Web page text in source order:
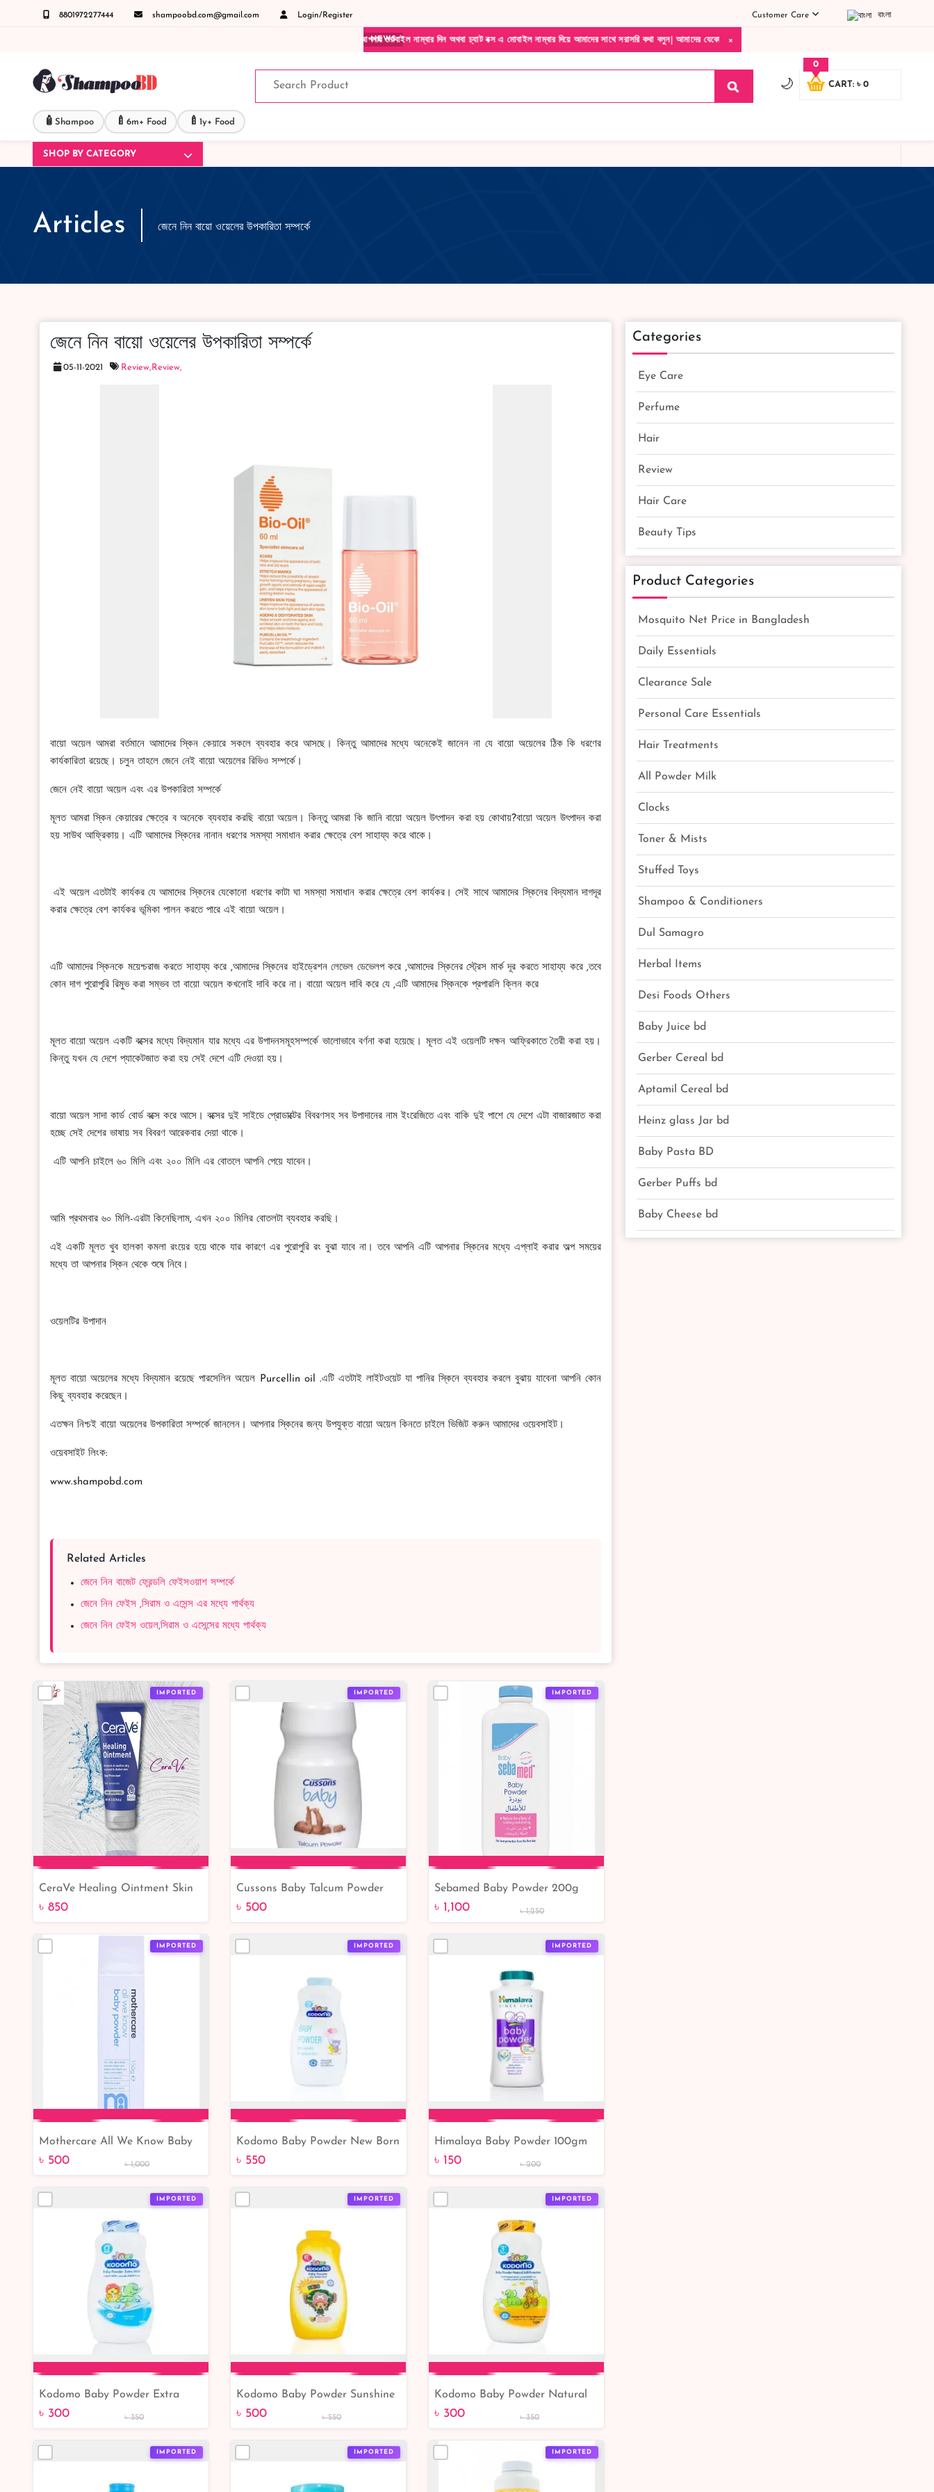
8801972277444 shampoobd.com@gmail.com Login/Register বাংলা
Customer Care
×
NEWS
কল করুনঃ ( IMO + Whatsapp ) +8801972277444 সহজে অর্ডার করতে প্রোডাক্ট পেজে আপনার মোবাইল নাম্বার দিন অথবা চ্যাট বক্স এ মোবাইল নাম্বার দিয়ে আমাদের সাথে সরাসরি কথা বলুন| আমাদের যেকোনো পণ্য হাতে নিয়ে দেখে টাকা দিবেন ডেলিভারি ম্যান চলে যাওয়ার পরে কোনরকম
🌙 CART: ৳ 0
0
🧴 Shampoo 🍼 6m+ Food 🍼 1y+ Food
SHOP BY CATEGORY
Articles জেনে নিন বায়ো ওয়েলের উপকারিতা সম্পর্কে
জেনে নিন বায়ো ওয়েলের উপকারিতা সম্পর্কে
05-11-2021 Review, Review,
বায়ো অয়েল আমরা বর্তমানে আমাদের স্কিন কেয়ারে সকলে ব্যবহার করে আসছে। কিন্তু আমাদের মধ্যে অনেকেই জানেন না যে বায়ো অয়েলের ঠিক কি ধরণের
কার্যকারিতা রয়েছে। চলুন তাহলে জেনে নেই বায়ো অয়েলের রিভিও সম্পর্কে।
জেনে নেই বায়ো অয়েল এবং এর উপকারিতা সম্পর্কে
মূলত আমরা স্কিন কেয়ারের ক্ষেত্রে ব অনেকে ব্যবহার করছি বায়ো অয়েল। কিন্তু আমরা কি জানি বায়ো অয়েল উৎপাদন করা হয় কোথায়?বায়ো অয়েল উৎপাদন করা
হয় সাউথ আফ্রিকায়। এটি আমাদের স্কিনের নানান ধরণের সমস্যা সমাধান করার ক্ষেত্রে বেশ সাহায্য করে থাকে।
এই অয়েল এতটাই কার্যকর যে আমাদের স্কিনের যেকোনো ধরণের কাটা ঘা সমস্যা সমাধান করার ক্ষেত্রে বেশ কার্যকর। সেই সাথে আমাদের স্কিনের বিদ্যমান দাগদূর
করার ক্ষেত্রে বেশ কার্যকর ভূমিকা পালন করতে পারে এই বায়ো অয়েল।
এটি আমাদের স্কিনকে ময়েশ্চরাজ করতে সাহায্য করে ,আমাদের স্কিনের হাইড্রেশন লেভেল ডেভেলপ করে ,আমাদের স্কিনের স্ট্রেস মার্ক দূর করতে সাহায্য করে ,তবে
কোন দাগ পুরোপুরি রিমুভ করা সম্ভব তা বায়ো অয়েল কখনোই দাবি করে না। বায়ো অয়েল দাবি করে যে ,এটি আমাদের স্কিনকে প্রপারলি ক্লিন করে
মূলত বায়ো অয়েল একটি বক্সের মধ্যে বিদ্যমান যার মধ্যে এর উপাদনসমূহসম্পর্কে ভালোভাবে বর্ণনা করা হয়েছে। মূলত এই ওয়েলটি দক্ষন আফ্রিকাতে তৈরী করা হয়।
কিন্তু যখন যে দেশে প্যাকেটজাত করা হয় সেই দেশে এটি দেওয়া হয়।
বায়ো অয়েল সাদা কার্ড বোর্ড বক্সে করে আসে। বক্সের দুই সাইডে প্রোডাক্টের বিবরণসহ সব উপাদানের নাম ইংরেজিতে এবং বাকি দুই পাশে যে দেশে এটা বাজারজাত করা
হচ্ছে সেই দেশের ভাষায় সব বিবরণ আরেকবার দেয়া থাকে।
এটি আপনি চাইলে ৬০ মিলি এবং ২০০ মিলি এর বোতলে আপনি পেয়ে যাবেন।
আমি প্রথমবার ৬০ মিলি-এরটা কিনেছিলাম, এখন ২০০ মিলির বোতলটা ব্যবহার করছি।
এই একটি মূলত খুব হালকা কমলা রংয়ের হয়ে থাকে যার কারণে এর পুরোপুরি রং বুঝা যাবে না। তবে আপনি এটি আপনার স্কিনের মধ্যে এপ্লাই করার অল্প সময়ের
মধ্যে তা আপনার স্কিন থেকে শুষে নিবে।
ওয়েলটির উপাদান
মূলত বায়ো অয়েলের মধ্যে বিদ্যমান রয়েছে পারসেলিন অয়েল Purcellin oil .এটি এতটাই লাইটওয়েট যা পানির স্কিনে ব্যবহার করলে বুঝায় যাবেনা আপনি কোন
কিছু ব্যবহার করেছেন।
এতক্ষন নিশ্চই বায়ো অয়েলের উপকারিতা সম্পর্কে জানলেন। আপনার স্কিনের জন্য উপযুক্ত বায়ো অয়েল কিনতে চাইলে ভিজিট করুন আমাদের ওয়েবসাইট।
ওয়েবসাইট লিংক:
www.shampobd.com
Related Articles
জেনে নিন বাজেট ফ্রেন্ডলি ফেইসওয়াশ সম্পর্কে
জেনে নিন ফেইস ,সিরাম ও এসেন্স এর মধ্যে পার্থক্য
জেনে নিন ফেইস ওয়েল,সিরাম ও এসেন্সের মধ্যে পার্থক্য
IMPORTED
Add to Cart
CeraVe Healing Ointment Skin
Protectant With Ceramides 144g
৳ 850
IMPORTED
Add to Cart
Cussons Baby Talcum Powder
350g - Gentle Care for Your
৳ 500
IMPORTED
Add to Cart
Sebamed Baby Powder 200g
৳ 1,100 ৳ 1,250
IMPORTED
Add to Cart
Mothercare All We Know Baby
Powder 150G
৳ 500 ৳ 1,000
IMPORTED
Add to Cart
Kodomo Baby Powder New Born
Extra Mild Age 0+ 400ml
৳ 550
IMPORTED
Add to Cart
Himalaya Baby Powder 100gm
৳ 150 ৳ 200
IMPORTED
Add to Cart
Kodomo Baby Powder Extra
Mild Age 0+ 200g
৳ 300 ৳ 350
IMPORTED
Add to Cart
Kodomo Baby Powder Sunshine
Kids Age 6+ 400gm
৳ 500 ৳ 550
IMPORTED
Add to Cart
Kodomo Baby Powder Natural
Soft Protection Age 3+ 200g
৳ 300 ৳ 350
IMPORTED IMPORTED IMPORTED
Categories
Eye Care
Perfume
Hair
Review
Hair Care
Beauty Tips
Product Categories
Mosquito Net Price in Bangladesh
Daily Essentials
Clearance Sale
Personal Care Essentials
Hair Treatments
All Powder Milk
Clocks
Toner & Mists
Stuffed Toys
Shampoo & Conditioners
Dul Samagro
Herbal Items
Desi Foods Others
Baby Juice bd
Gerber Cereal bd
Aptamil Cereal bd
Heinz glass Jar bd
Baby Pasta BD
Gerber Puffs bd
Baby Cheese bd